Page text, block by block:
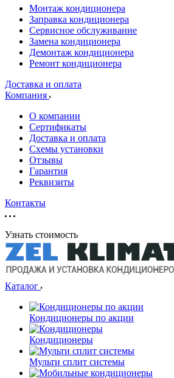
Монтаж кондиционера
Заправка кондиционера
Сервисное обслуживание
Замена кондиционера
Демонтаж кондиционера
Ремонт кондиционера
Доставка и оплата
Компания
О компании
Сертификаты
Доставка и оплата
Схемы установки
Отзывы
Гарантия
Реквизиты
Контакты
Узнать стоимость
Каталог
Кондиционеры по акции
Кондиционеры
Мульти сплит системы